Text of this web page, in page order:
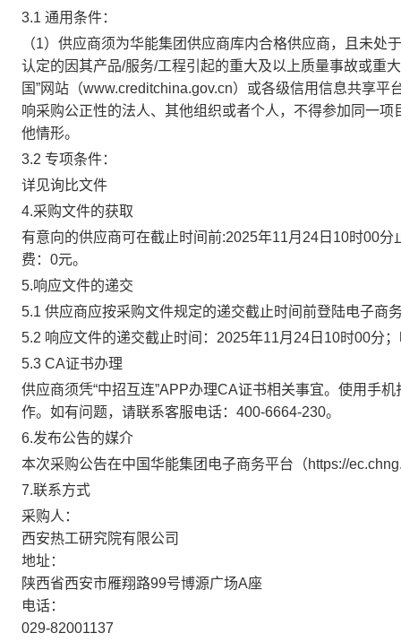
3.1 通用条件：
（1）供应商须为华能集团供应商库内合格供应商，且未
认定的因其产品/服务/工程引起的重大及以上质量事故或重
国”网站（www.creditchina.gov.cn）或各级信用信息共享
响采购公正性的法人、其他组织或者个人，不得参加同一
他情形。
3.2 专项条件：
详见询比文件
4.采购文件的获取
有意向的供应商可在截止时间前:2025年11月24日10时00
费：0元。
5.响应文件的递交
5.1 供应商应按采购文件规定的递交截止时间前登陆电子商
5.2 响应文件的递交截止时间：2025年11月24日10时00分
5.3 CA证书办理
供应商须凭“中招互连”APP办理CA证书相关事宜。使用手
作。如有问题，请联系客服电话：400-6664-230。
6.发布公告的媒介
本次采购公告在中国华能集团电子商务平台（https://
7.联系方式
采购人：
西安热工研究院有限公司
地址：
陕西省西安市雁翔路99号博源广场A座
电话：
029-82001137